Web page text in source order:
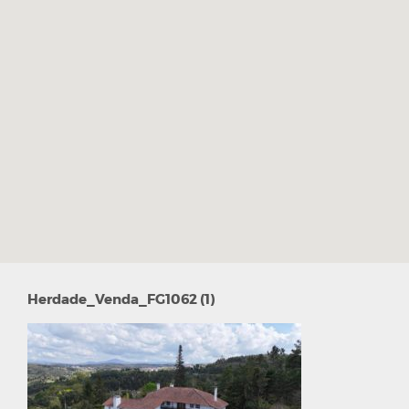
Herdade_Venda_FG1062 (1)